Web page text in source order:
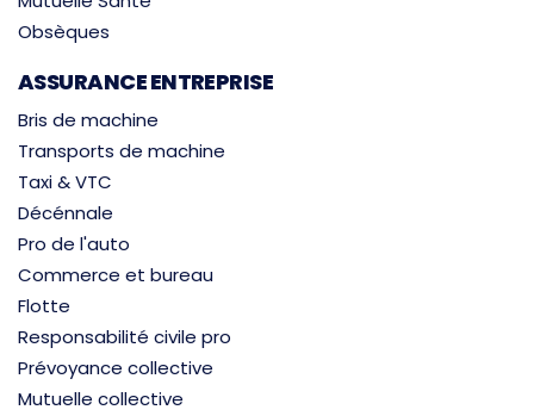
Obsèques
ASSURANCE ENTREPRISE
Bris de machine
Transports de machine
Taxi & VTC
Décénnale
Pro de l'auto
Commerce et bureau
Flotte
Responsabilité civile pro
Prévoyance collective
Mutuelle collective